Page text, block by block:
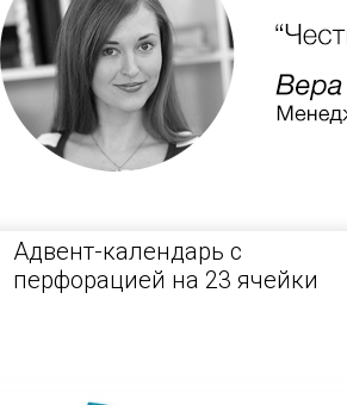
Адвент-календарь с
перфорацией на 23 ячейки